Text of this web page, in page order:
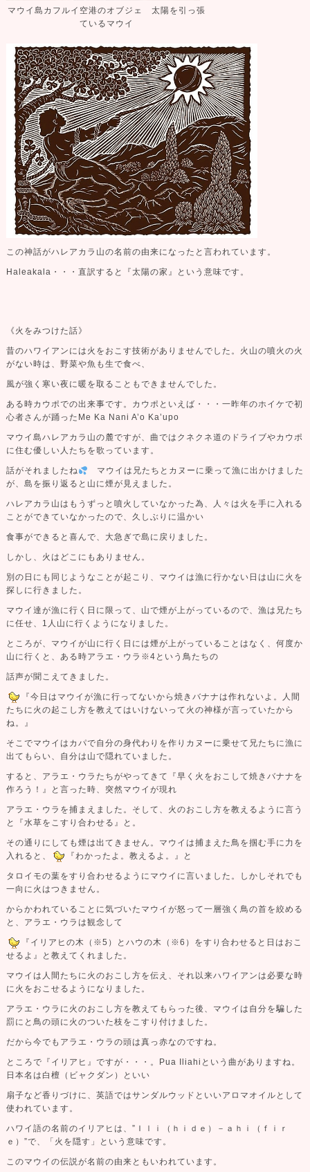
マウイ島カフルイ空港のオブジェ 太陽を引っ張
ているマウイ
この神話がハレアカラ山の名前の由来になったと言われています。
Haleakala・・・直訳すると『太陽の家』という意味です。
《火をみつけた話》
昔のハワイアンには火をおこす技術がありませんでした。火山の噴火の火
がない時は、野菜や魚も生で食べ、
風が強く寒い夜に暖を取ることもできませんでした。
ある時カウポでの出来事です。カウポといえば・・・一昨年のホイケで初
心者さんが踊ったMe Ka Nani A’o Ka’upo
マウイ島ハレアカラ山の麓ですが、曲ではクネクネ道のドライブやカウポ
に住む優しい人たちを歌っています。
話がそれましたね
マウイは兄たちとカヌーに乗って漁に出かけました
が、島を振り返ると山に煙が見えました。
ハレアカラ山はもうずっと噴火していなかった為、人々は火を手に入れる
ことができていなかったので、久しぶりに温かい
食事ができると喜んで、大急ぎで島に戻りました。
しかし、火はどこにもありません。
別の日にも同じようなことが起こり、マウイは漁に行かない日は山に火を
探しに行きました。
マウイ達が漁に行く日に限って、山で煙が上がっているので、漁は兄たち
に任せ、1人山に行くようになりました。
ところが、マウイが山に行く日には煙が上がっていることはなく、何度か
山に行くと、ある時アラエ・ウラ※4という鳥たちの
話声が聞こえてきました。
『今日はマウイが漁に行ってないから焼きバナナは作れないよ。人間
たちに火の起こし方を教えてはいけないって 火の神様が言っていたから
ね。』
そこでマウイはカパで自分の身代わりを作りカヌーに乗せて兄たちに漁に
出てもらい、自分は山で隠れていました。
すると、アラエ・ウラたちがやってきて『早く火をおこして焼きバナナを
作ろう！』と言った時、突然マウイが現れ
アラエ・ウラを捕まえました。そして、火のおこし方を教えるように言う
と『水草をこすり合わせる』と。
その通りにしても煙は出てきません。マウイは捕まえた鳥を掴む手に力を
入れると、
『わかったよ。教えるよ。』と
タロイモの葉をすり合わせるようにマウイに言いました。しかしそれでも
一向に火はつきません。
からかわれていることに気づいたマウイが怒って一層強く鳥の首を絞める
と、アラエ・ウラは観念して
『イリアヒの木（※5）とハウの木（※6）をすり合わせると日はおこ
せるよ』と教えてくれました。
マウイは人間たちに火のおこし方を伝え、それ以来ハワイアンは必要な時
に火をおこせるようになりました。
アラエ・ウラに火のおこし方を教えてもらった後、マウイは自分を騙した
罰にと鳥の頭に火のついた枝をこすり 付けました。
だから今でもアラエ・ウラの頭は真っ赤なのですね。
ところで『イリアヒ』ですが・・・。Pua Iliahiという曲がありますね。
日本名は白檀（ビャクダン）といい
扇子など香りづけに、英語ではサンダルウッドといいアロマオイルとして
使われています。
ハワイ語の名前のイリアヒは、”Ｉｌｉ（ｈｉｄｅ）－ａｈｉ（ｆｉｒ
ｅ）”で、「火を隠す」という意味です。
このマウイの伝説が名前の由来ともいわれています。